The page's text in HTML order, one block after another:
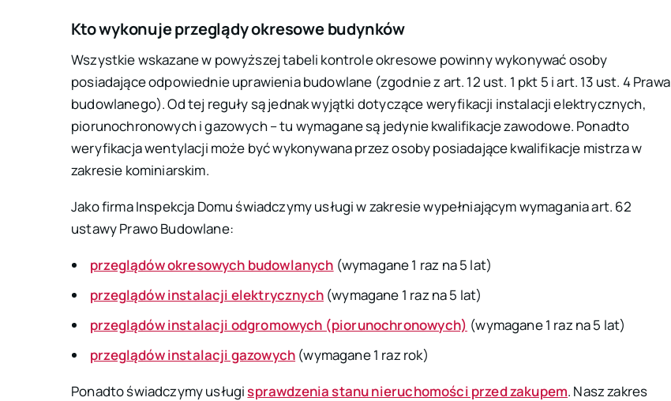
Kto wykonuje przeglądy okresowe budynków
Wszystkie wskazane w powyższej tabeli kontrole okresowe powinny wykonywać osoby
posiadające odpowiednie uprawienia budowlane (zgodnie zart. 12 ust. 1 pkt 5 iart. 13 ust. 4 Prawa
budowlanego). Od tej reguły są jednak wyjątki dotyczące weryfikacji instalacji elektrycznych,
piorunochronowych i gazowych – tu wymagane są jedynie kwalifikacje zawodowe. Ponadto
weryfikacja wentylacji może być wykonywana przez osoby posiadające kwalifikacje mistrza w
zakresie kominiarskim.
Jako firma Inspekcja Domu świadczymy usługi w zakresie wypełniającym wymagania art. 62
ustawy Prawo Budowlane:
przeglądów okresowych budowlanych (wymagane 1 raz na 5 lat)
przeglądów instalacji elektrycznych(wymagane 1 raz na 5 lat)
przeglądów instalacji odgromowych (piorunochronowych) (wymagane 1 raz na 5 lat)
przeglądów instalacji gazowych (wymagane 1 raz rok)
Ponadto świadczymy usługisprawdzenia stanu nieruchomości przed zakupem. Nasz zakres